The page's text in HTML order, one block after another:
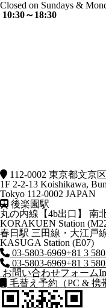
Closed on Sundays &
10:30～18:30
112-0002 東京都文京
1F 2-2-13 Koishikawa,
Tokyo 112-0002 JAPAN
後楽園駅
丸の内線【4b出口】 南
KORAKUEN Station
春日駅 三田線・大江戸
KASUGA Station (E07)
03-5803-6969+81 3
03-5803-6969+81 3
お問い合わせフォーム
毛替え予約（PC & 携